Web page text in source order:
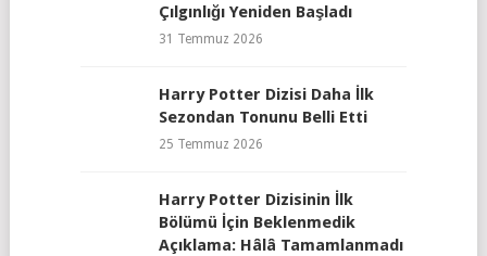
Çılgınlığı Yeniden Başladı
31 Temmuz 2026
Harry Potter Dizisi Daha İlk
Sezondan Tonunu Belli Etti
25 Temmuz 2026
Harry Potter Dizisinin İlk
Bölümü İçin Beklenmedik
Açıklama: Hâlâ Tamamlanmadı